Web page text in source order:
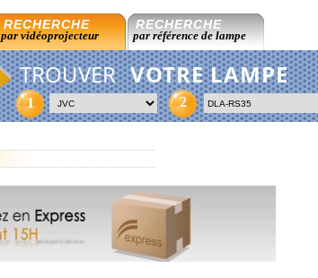
RECHERCHE
par vidéoprojecteur
RECHERCHE
par référence de lampe
TROUVER VOTRE LAMPE
1 2